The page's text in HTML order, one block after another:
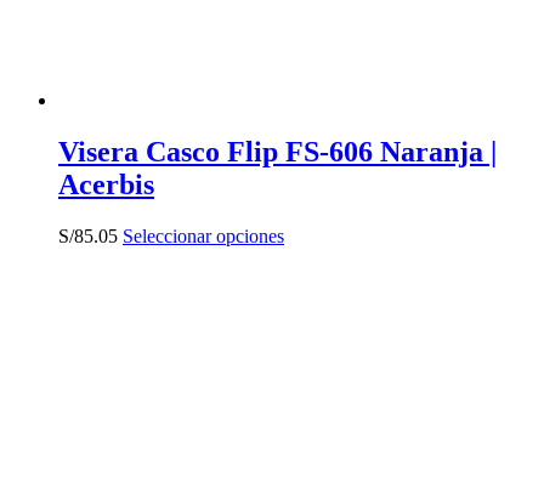
Visera Casco Flip FS-606 Naranja |
Acerbis
S/85.05 Seleccionar opcionesEste